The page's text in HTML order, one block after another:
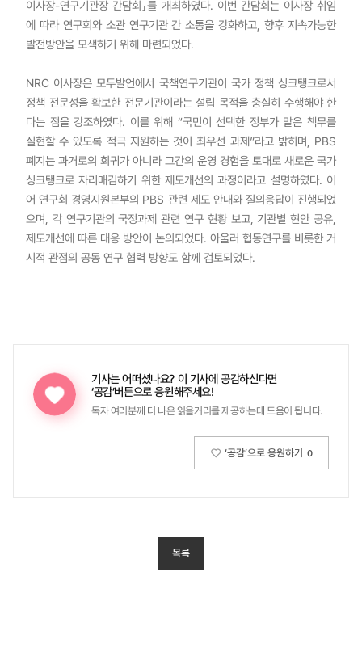
이사장-연구기관장 간담회」를 개최하였다. 이번 간담회는 이사장 취임
에 따라 연구회와 소관 연구기관 간 소통을 강화하고, 향후 지속가능한
발전방안을 모색하기 위해 마련되었다.
NRC 이사장은 모두발언에서 국책연구기관이 국가 정책 싱크탱크로서
정책 전문성을 확보한 전문기관이라는 설립 목적을 충실히 수행해야 한
다는 점을 강조하였다. 이를 위해 “국민이 선택한 정부가 맡은 책무를
실현할 수 있도록 적극 지원하는 것이 최우선 과제”라고 밝히며, PBS
폐지는 과거로의 회귀가 아니라 그간의 운영 경험을 토대로 새로운 국가
싱크탱크로 자리매김하기 위한 제도개선의 과정이라고 설명하였다. 이
어 연구회 경영지원본부의 PBS 관련 제도 안내와 질의응답이 진행되었
으며, 각 연구기관의 국정과제 관련 연구 현황 보고, 기관별 현안 공유,
제도개선에 따른 대응 방안이 논의되었다. 아울러 협동연구를 비롯한 거
시적 관점의 공동 연구 협력 방향도 함께 검토되었다.
기사는 어떠셨나요? 이 기사에 공감하신다면
‘공감’버튼으로 응원해주세요!
독자 여러분께 더 나은 읽을거리를 제공하는데 도움이 됩니다.
‘공감’으로 응원하기 0
목록